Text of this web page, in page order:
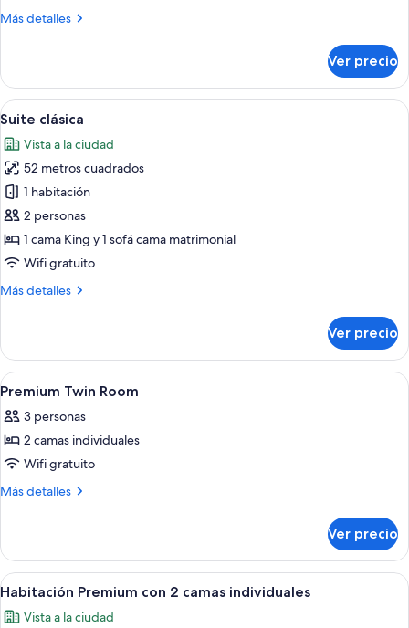
Más detalles
Más
(The
Baroque)
Ver precio
Abrir
todas
las
fotos
de
Suite
clásica
Una sala de estar moderna con una
6
Suite clásica
Vista a la ciudad
52 metros cuadrados
1 habitación
2 personas
1 cama King y 1 sofá cama matrimonial
Wifi gratuito
Más detalles
Más
clásica
Ver precio
Abrir
todas
las
fotos
de
Premium
1 habitación y ropa de cama de alta
9
Premium Twin Room
3 personas
2 camas individuales
Wifi gratuito
Más detalles
Más
Twin
Room
Ver precio
Abrir
todas
Habitación de hotel con dos camas,
4
Habitación Premium con 2 camas individuales
Vista a la ciudad